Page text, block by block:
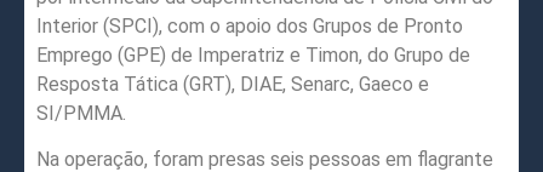
Interior (SPCI), com o apoio dos Grupos de Pronto
Emprego (GPE) de Imperatriz e Timon, do Grupo de
Resposta Tática (GRT), DIAE, Senarc, Gaeco e
SI/PMMA.
Na operação, foram presas seis pessoas em flagrante